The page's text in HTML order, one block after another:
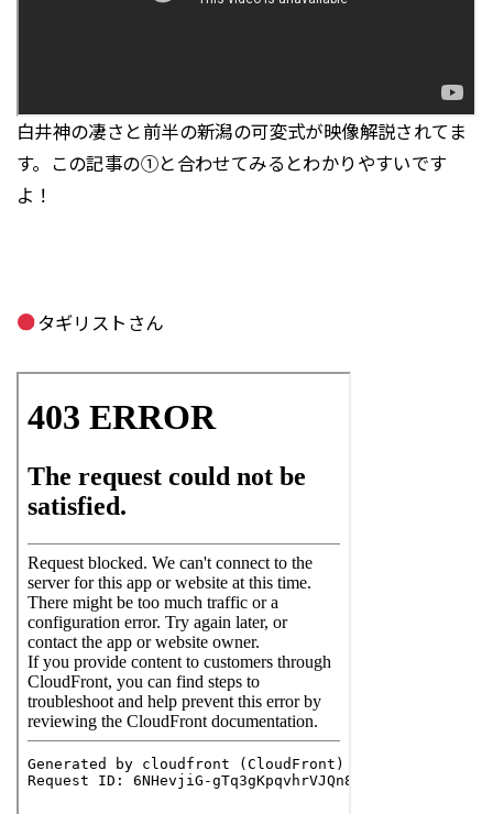
白井神の凄さと前半の新潟の可変式が映像解説されてま
す。この記事の①と合わせてみるとわかりやすいです
よ！
タギリストさん